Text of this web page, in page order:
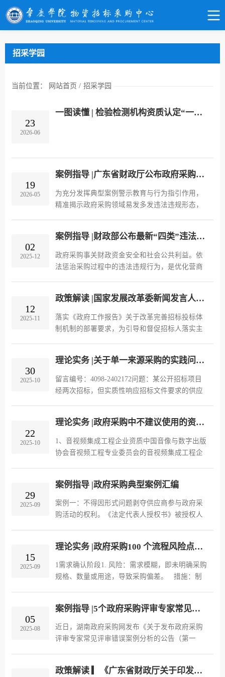
招采学园
当前位置： 网站首页 / 招采学园
23
2026-06
一图读懂 | 检验检测机构资质认定“一单一库”常见问题解答
19
2026-05
案例指导 |广东省财政厅公布政府采购违法违规典型案例（第一批）
为充分发挥典型案例警示教育与行为指引作用，
精准揭示政府采购领域易发多发违法违规形态，
风险，切实维护政府采购公平竞...
02
2025-12
案例指导 |财政部公布最新“四类”违法违规典型案例
政府采购事关财政资金安全和社会公共利益。依
法惩治采购过程中的违法违规行为，是优化营商
社会主义思想为指导，认真贯彻...
12
2025-11
政策解读 |国家发展改革委新闻发言人就《招标人主体责任履行指引》答记者问
落实《政府工作报告》关于改革完善招标投标体
制机制的部署要求，为引导和督促招标人落实主
城乡建设部、交通运输部、水利...
30
2025-10
理论实务 |关于单一来源采购的实践问题，财政部集中回复！
留言编号：4098-2402172问题：某公开招标项目
经两次招标，但实质性响应招标文件要求的供应
容？财政部答复：根据财政部印...
22
2025-10
理论实务 |政府采购中不建议使用的资质清单！
1、音视频集成工程企业资质中国音像与数字出版
协会音视频工程专业委员会的音视频集成工程企
程资质/音视频工程企业专项资质...
29
2025-09
案例指导 |政府采购典型案例汇编
案例一：不得因形式问题剥夺供应商参与政府采
购活动的权利。《法定代表人授权书》被授权人
合法性，应认定投标有效。【基本...
15
2025-09
理论实务 |政府采购100 个流程风险点全梳理
1需求确认阶段1. 风险：需求模糊，即未明确采购
规格、数量或用途，导致采购偏差。 措施：制
采购，即未核查库存，重复...
05
2025-08
案例指导 |5个政府采购评审专家常见评审错误案例分析
近日，湖南政府采购网发布《关于发布政府采购
评审专家常见评审错误案例分析的公告（第一
合性审查错误、应回避未回避等违...
政策解读 ▎《广东省财政厅关于印发〈广东省政府采购评审专家管理实施办法〉的通知》的政策解读